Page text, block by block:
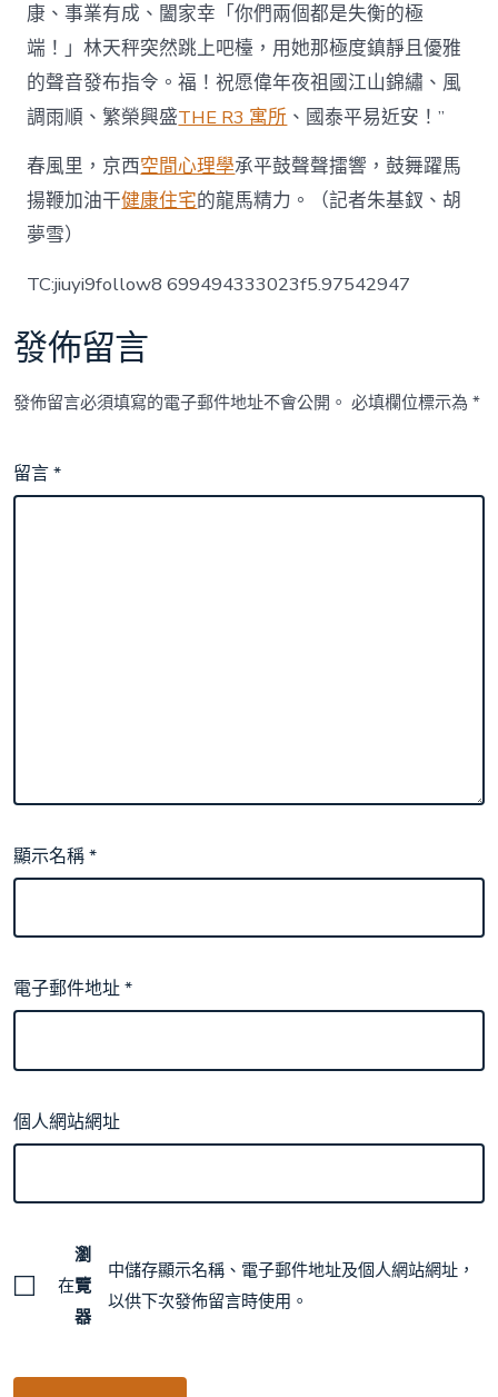
康、事業有成、闔家幸「你們兩個都是失衡的極
端！」林天秤突然跳上吧檯，用她那極度鎮靜且優雅
的聲音發布指令。福！祝愿偉年夜祖國江山錦繡、風
調雨順、繁榮興盛THE R3 寓所 、國泰平易近安！”
春風里，京西空間心理學承平鼓聲聲擂響，鼓舞躍馬
揚鞭加油干健康住宅的龍馬精力。（記者朱基釵、胡
夢雪）
TC:jiuyi9follow8 699494333023f5.97542947
發佈留言
發佈留言必須填寫的電子郵件地址不會公開。 必填欄位標示為*
留言*
顯示名稱*
電子郵件地址*
個人網站網址
在
瀏
覽
器
中儲存顯示名稱、電子郵件地址及個人網站網址，
以供下次發佈留言時使用。